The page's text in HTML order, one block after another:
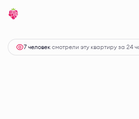
Студия
7 человек смотрели эту квартиру за 24